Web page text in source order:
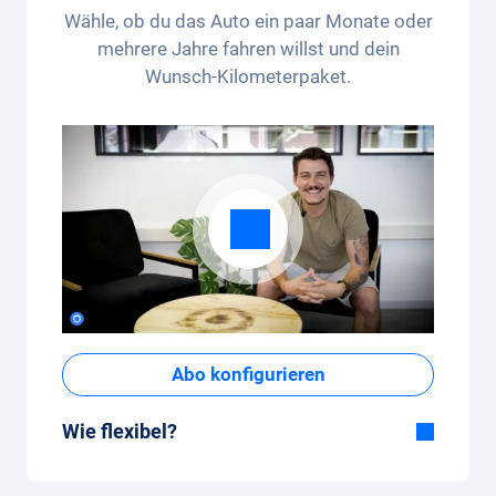
Wähle, ob du das Auto ein paar Monate oder
mehrere Jahre fahren willst und dein
Wunsch-Kilometerpaket.
Abo konfigurieren
Wie flexibel?